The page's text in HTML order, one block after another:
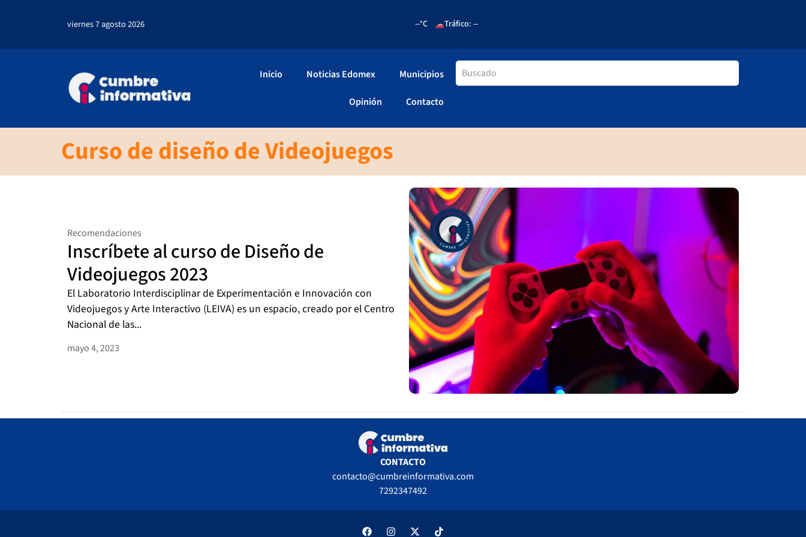
viernes 7 agosto 2026 --°C Tráfico: --
Inicio Noticias Edomex Municipios
Opinión Contacto
Curso de diseño de Videojuegos
Recomendaciones
Inscríbete al curso de Diseño de
Videojuegos 2023
El Laboratorio Interdisciplinar de Experimentación e Innovación con
Videojuegos y Arte Interactivo (LEIVA) es un espacio, creado por el Centro
Nacional de las...
mayo 4, 2023
CONTACTO
contacto@cumbreinformativa.com
7292347492